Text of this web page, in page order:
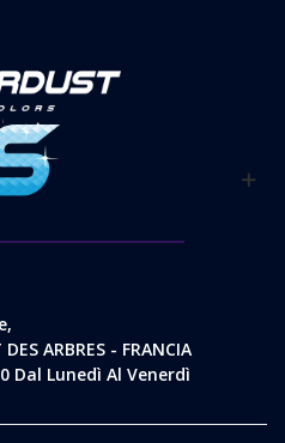
ARBRES - FRANCIA
Dal Lunedì Al Venerdì